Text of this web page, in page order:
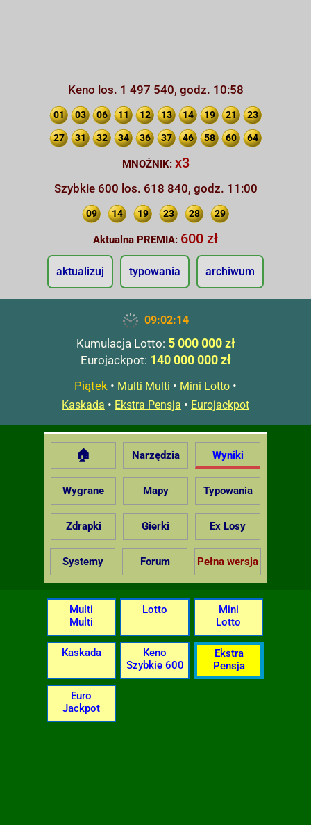
Keno los. 1 497 540, godz. 10:58
01 03 06 11 12 13 14 19 21 23
27 31 32 34 36 37 46 58 60 64
MNOŻNIK: x3
Szybkie 600 los. 618 840, godz. 11:00
09 14 19 23 28 29
Aktualna PREMIA: 600 zł
aktualizuj typowania archiwum
09:02:15
Kumulacja Lotto: 5 000 000 zł
Eurojackpot: 140 000 000 zł
Piątek • Multi Multi • Mini Lotto •
Kaskada • Ekstra Pensja • Eurojackpot
🏠 Narzędzia Wyniki
Wygrane Mapy Typowania
Zdrapki Gierki Ex Losy
Systemy Forum Pełna wersja
Multi
Multi
Lotto
Mini
Lotto
Kaskada
Keno
Szybkie 600
Ekstra
Pensja
Euro
Jackpot